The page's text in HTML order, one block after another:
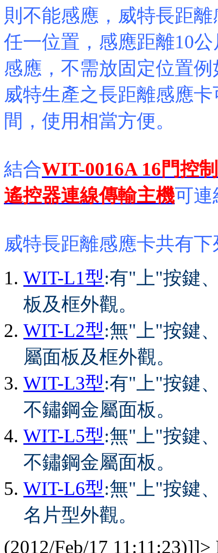
則不能感應，威特長距
任一位置，感應距離10
感應，不需放固定位置
威特生產之長距離感應
間，使用相當方便。
結 合WIT-0016A 16門 控 制
遙 控 器 連 線 傳 輸 主 機可 連
威特長距離感應卡共有
WIT-L1型:有"上"按鍵
板及框外觀。
WIT-L2 型:無"上"按鍵
屬面板及框外觀。
WIT-L3 型:有"上"按鍵
不鏽鋼金屬面板。
WIT-L5 型:無"上"按鍵
不鏽鋼金屬面板。
WIT-L6 型:無"上"按鍵
名片型外觀。
(2012/Feb/17 11:11:23)]]>